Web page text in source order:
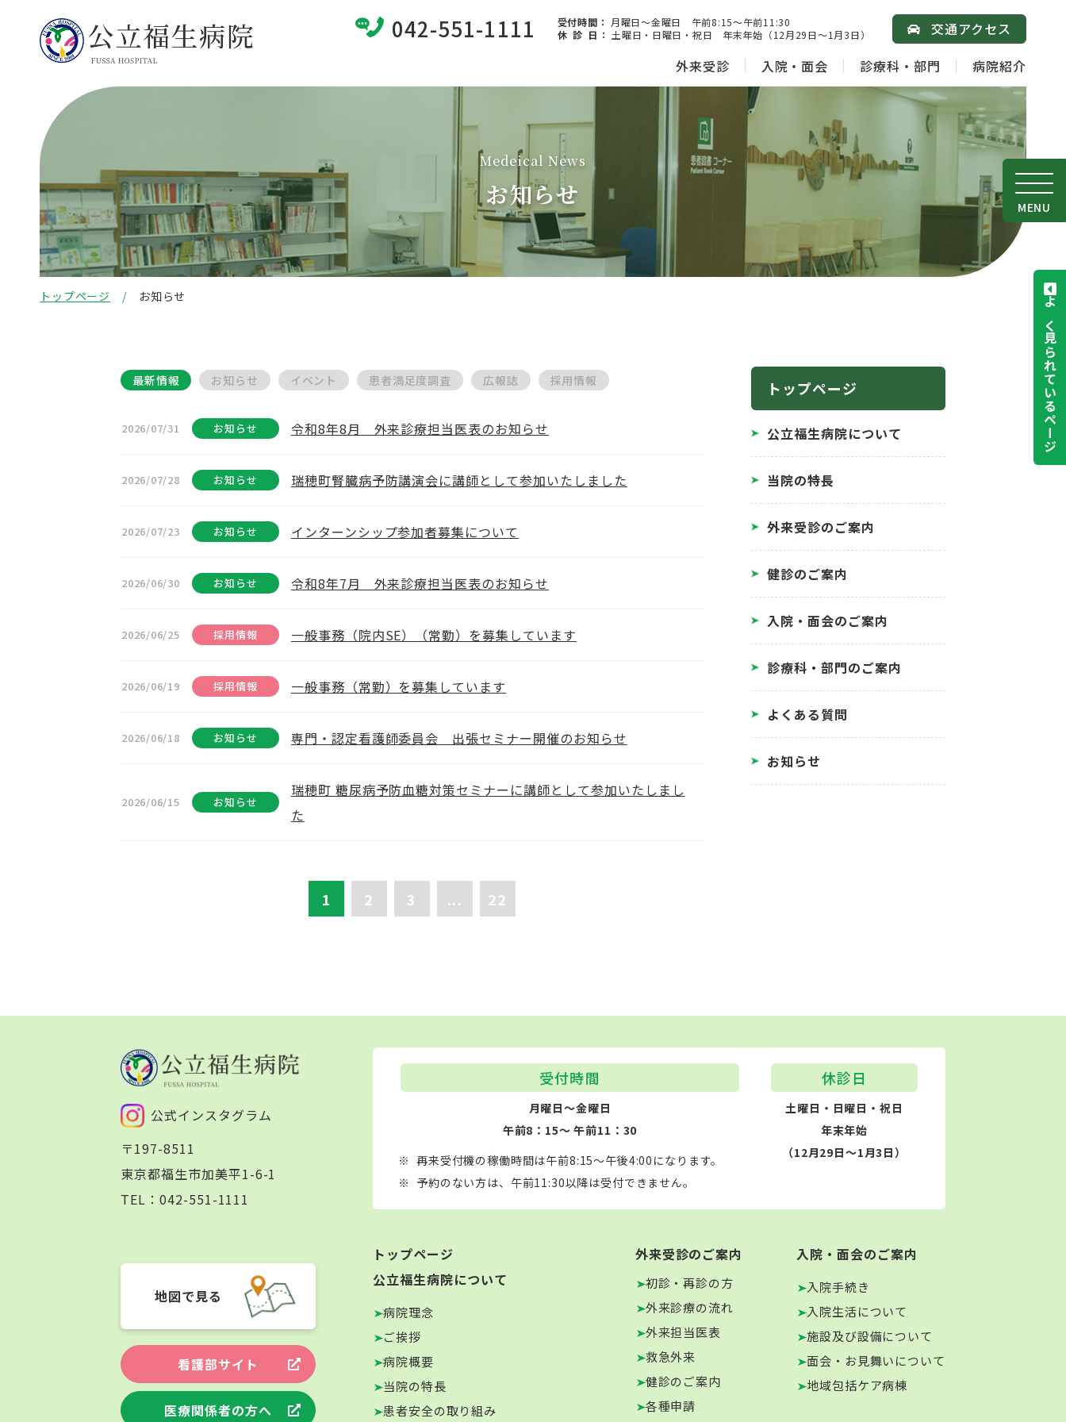
042-551-1111 受付時間： 月曜日～金曜日 午前8:15～午前11:30
休 診 日 ： 土曜日・日曜日・祝日 年末年始（12月29日～1月3日）
交通アクセス
外来受診
入院・面会 診療科・部門 病院紹介
MENU
よく見られているページ
Medeical News
お知らせ
トップページ お知らせ
最新情報 お知らせ イベント 患者満足度調査 広報誌 採用情報
2026/07/31 お知らせ 令和8年8月 外来診療担当医表のお知らせ
2026/07/28 お知らせ 瑞穂町腎臓病予防講演会に講師として参加いたしました
2026/07/23 お知らせ インターンシップ参加者募集について
2026/06/30 お知らせ 令和8年7月 外来診療担当医表のお知らせ
2026/06/25 採用情報 一般事務（院内SE）（常勤）を募集しています
2026/06/19 採用情報 一般事務（常勤）を募集しています
2026/06/18 お知らせ 専門・認定看護師委員会 出張セミナー開催のお知らせ
2026/06/15 お知らせ
瑞穂町 糖尿病予防血糖対策セミナーに講師として参加いたしまし
た
1 2 3 ... 22
トップページ
公立福生病院について
当院の特長
外来受診のご案内
健診のご案内
入院・面会のご案内
診療科・部門のご案内
よくある質問
お知らせ
公式インスタグラム
〒197-8511
東京都福生市加美平1-6-1
TEL： 042-551-1111
地図で見る
看護部サイト
医療関係者の方へ
受付時間
月曜日～金曜日
午前8：15～ 午前11：30
再来受付機の稼働時間は午前8:15～午後4:00になります。
予約のない方は、午前11:30以降は受付できません。
休診日
土曜日・日曜日・祝日
年末年始
（12月29日～1月3日）
トップページ
公立福生病院について
病院理念
ご挨拶
病院概要
当院の特長
患者安全の取り組み
外来受診のご案内
初診・再診の方
外来診療の流れ
外来担当医表
救急外来
健診のご案内
各種申請
入院・面会のご案内
入院手続き
入院生活について
施設及び設備について
面会・お見舞いについて
地域包括ケア病棟